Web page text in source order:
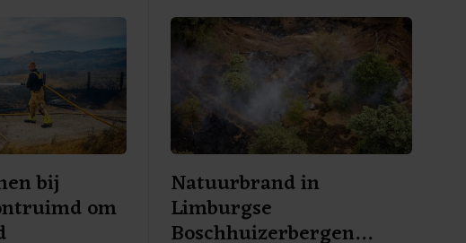
bij
om
Natuurbrand in
Limburgse
Boschhuizerbergen